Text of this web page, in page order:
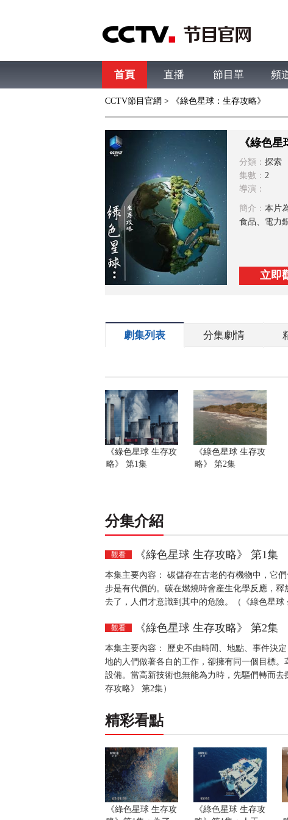
首頁 直播 節目單 頻
綜合 新聞 財經 綜藝 中文國際
CCTV節目官網 > 《綠色星球：生存攻略》
《綠色星
分類： 探索
集數： 2
導演：
簡介： 本片
食品、電力
立即
劇集列表 分集劇情
《綠色星球 生存攻
略》 第1集
《綠色星球 生存攻
略》 第2集
分集介紹
觀看 《綠色星球 生存攻略》 第1集
本集主要內容： 碳儲存在古老的有機物中，它
步是有代價的。碳在燃燒時會産生化學反應，
去了，人們才意識到其中的危險。（《綠色星球
觀看 《綠色星球 生存攻略》 第2集
本集主要內容： 歷史不由時間、地點、事件決
地的人們做著各自的工作，卻擁有同一個目標
設備。當高新技術也無能為力時，先驅們轉而
存攻略》 第2集）
精彩看點
《綠色星球 生存攻
《綠色星球 生存攻